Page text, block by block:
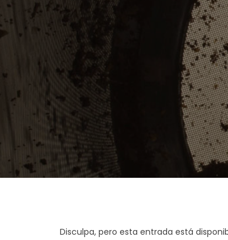
Disculpa, pero esta entrada está